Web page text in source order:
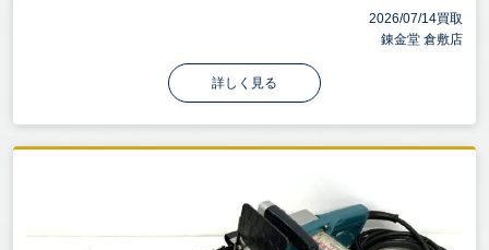
2026/07/14買取
錬金堂 倉敷店
詳しく見る